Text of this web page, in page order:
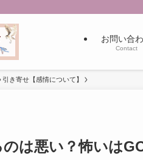
お問い合
Contact
引き寄せ【感情について】
は悪い？怖いは